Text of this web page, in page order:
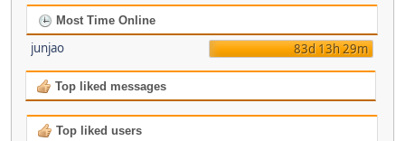
Most Time Online
junjao 83d 13h 29m
Top liked messages
Top liked users